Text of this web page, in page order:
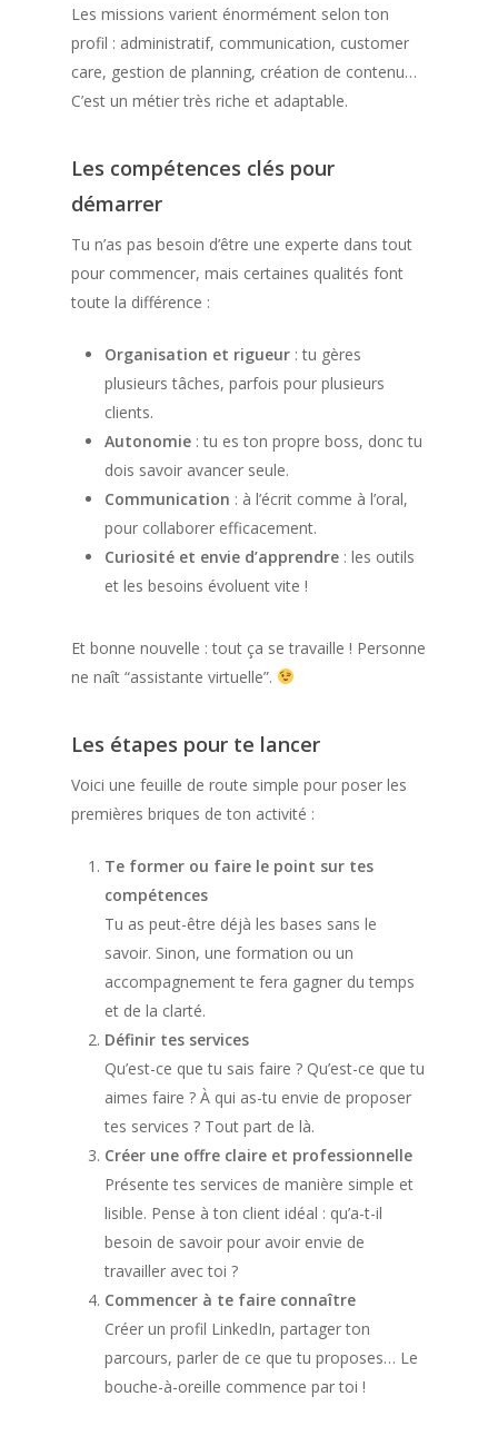
Les missions varient énormément selon ton
profil : administratif, communication, customer
care, gestion de planning, création de contenu…
C’est un métier très riche et adaptable.
Les compétences clés pour
démarrer
Tu n’as pas besoin d’être une experte dans tout
pour commencer, mais certaines qualités font
toute la différence :
Organisation et rigueur : tu gères
plusieurs tâches, parfois pour plusieurs
clients.
Autonomie : tu es ton propre boss, donc tu
dois savoir avancer seule.
Communication : à l’écrit comme à l’oral,
pour collaborer efficacement.
Curiosité et envie d’apprendre : les outils
et les besoins évoluent vite !
Et bonne nouvelle : tout ça se travaille ! Personne
ne naît “assistante virtuelle”.
Les étapes pour te lancer
Voici une feuille de route simple pour poser les
premières briques de ton activité :
Te former ou faire le point sur tes
compétences
Tu as peut-être déjà les bases sans le
savoir. Sinon, une formation ou un
accompagnement te fera gagner du temps
et de la clarté.
Définir tes services
Qu’est-ce que tu sais faire ? Qu’est-ce que tu
aimes faire ? À qui as-tu envie de proposer
tes services ? Tout part de là.
Créer une offre claire et professionnelle
Présente tes services de manière simple et
lisible. Pense à ton client idéal : qu’a-t-il
besoin de savoir pour avoir envie de
travailler avec toi ?
Commencer à te faire connaître
Créer un profil LinkedIn, partager ton
parcours, parler de ce que tu proposes… Le
bouche-à-oreille commence par toi !